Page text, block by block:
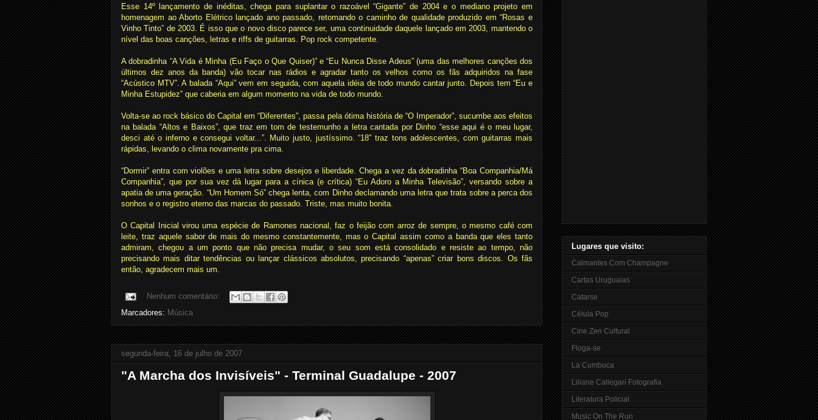
Esse 14º lançamento de inéditas, chega para suplantar o razoável “Gigante” de 2004 e o mediano projeto em
homenagem ao Aborto Elétrico lançado ano passado, retomando o caminho de qualidade produzido em “Rosas e
Vinho Tinto” de 2003. É isso que o novo disco parece ser, uma continuidade daquele lançado em 2003, mantendo o
nível das boas canções, letras e riffs de guitarras. Pop rock competente.
A dobradinha “A Vida é Minha (Eu Faço o Que Quiser)” e “Eu Nunca Disse Adeus” (uma das melhores canções dos
últimos dez anos da banda) vão tocar nas rádios e agradar tanto os velhos como os fãs adquiridos na fase
“Acústico MTV”. A balada “Aqui” vem em seguida, com aquela idéia de todo mundo cantar junto. Depois tem “Eu e
Minha Estupidez” que caberia em algum momento na vida de todo mundo.
Volta-se ao rock básico do Capital em “Diferentes”, passa pela ótima história de “O Imperador”, sucumbe aos efeitos
na balada “Altos e Baixos”, que traz em tom de testemunho a letra cantada por Dinho “esse aqui é o meu lugar,
desci até o inferno e consegui voltar...”. Muito justo, justíssimo. “18” traz tons adolescentes, com guitarras mais
rápidas, levando o clima novamente pra cima.
“Dormir” entra com violões e uma letra sobre desejos e liberdade. Chega a vez da dobradinha “Boa Companhia/Má
Companhia”, que por sua vez dá lugar para a cínica (e crítica) “Eu Adoro a Minha Televisão”, versando sobre a
apatia de uma geração. “Um Homem Só” chega lenta, com Dinho declamando uma letra que trata sobre a perca dos
sonhos e o registro eterno das marcas do passado. Triste, mas muito bonita.
O Capital Inicial virou uma espécie de Ramones nacional, faz o feijão com arroz de sempre, o mesmo café com
leite, traz aquele sabor de mais do mesmo constantemente, mas o Capital assim como a banda que eles tanto
admiram, chegou a um ponto que não precisa mudar, o seu som está consolidado e resiste ao tempo, não
precisando mais ditar tendências ou lançar clássicos absolutos, precisando “apenas” criar bons discos. Os fãs
então, agradecem mais um.
Nenhum comentário:
Marcadores: Música
segunda-feira, 16 de julho de 2007
"A Marcha dos Invisíveis" - Terminal Guadalupe - 2007
Lugares que visito:
Calmantes Com Champagne
Cartas Uruguaias
Catarse
Célula Pop
Cine Zen Cultural
Floga-se
La Cumbuca
Liliane Callegari Fotografia
Literatura Policial
Music On The Run